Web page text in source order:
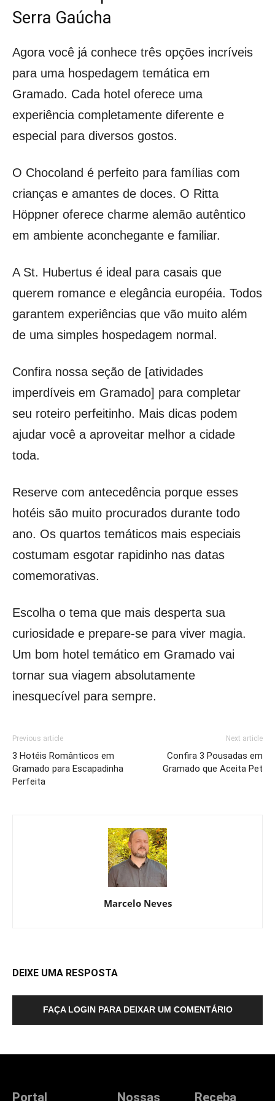
Serra Gaúcha
Agora você já conhece três opções incríveis
para uma hospedagem temática em
Gramado. Cada hotel oferece uma
experiência completamente diferente e
especial para diversos gostos.
O Chocoland é perfeito para famílias com
crianças e amantes de doces. O Ritta
Höppner oferece charme alemão autêntico
em ambiente aconchegante e familiar.
A St. Hubertus é ideal para casais que
querem romance e elegância européia. Todos
garantem experiências que vão muito além
de uma simples hospedagem normal.
Confira nossa seção de [atividades
imperdíveis em Gramado] para completar
seu roteiro perfeitinho. Mais dicas podem
ajudar você a aproveitar melhor a cidade
toda.
Reserve com antecedência porque esses
hotéis são muito procurados durante todo
ano. Os quartos temáticos mais especiais
costumam esgotar rapidinho nas datas
comemorativas.
Escolha o tema que mais desperta sua
curiosidade e prepare-se para viver magia.
Um bom hotel temático em Gramado vai
tornar sua viagem absolutamente
inesquecível para sempre.
Previous article
3 Hotéis Românticos em
Gramado para Escapadinha
Perfeita
Next article
Confira 3 Pousadas em
Gramado que Aceita Pet
Marcelo Neves
DEIXE UMA RESPOSTA
FAÇA LOGIN PARA DEIXAR UM COMENTÁRIO
Portal Nossas Receba